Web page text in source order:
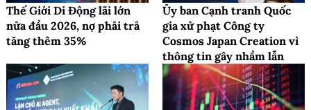
Thế Giới Di Động lãi lớn
nửa đầu 2026, nợ phải trả
tăng thêm 35%
Ủy ban Cạnh tranh Quốc
gia xử phạt Công ty
Cosmos Japan Creation vì
thông tin gây nhầm lẫn